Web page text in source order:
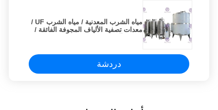
مياه الشرب المعدنية / مياه الشرب UF /
معدات تصفية الألياف المجوفة الفائقة /
دردشة